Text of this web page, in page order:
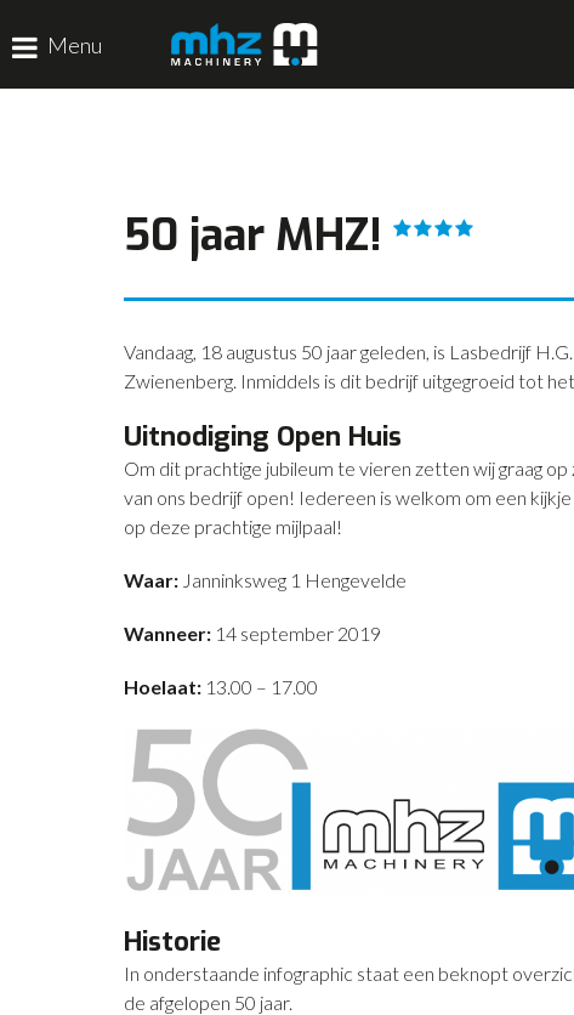
PRODUCTEN
MACHINEVERHUUR
Menu
50 jaar MHZ!
Vandaag, 18 augustus 50 jaar geleden, is Lasbedrijf
Zwienenberg. Inmiddels is dit bedrijf uitgegroeid tot
Uitnodiging Open Huis
Om dit prachtige jubileum te vieren zetten wij graag
van ons bedrijf open! Iedereen is welkom om een
op deze prachtige mijlpaal!
Waar: Janninksweg 1 Hengevelde
Wanneer: 14 september 2019
Hoelaat: 13.00 – 17.00
Historie
In onderstaande infographic staat een beknopt
de afgelopen 50 jaar.